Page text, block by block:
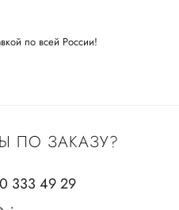
по всей России!
ПО ЗАКАЗУ?
333 49 29